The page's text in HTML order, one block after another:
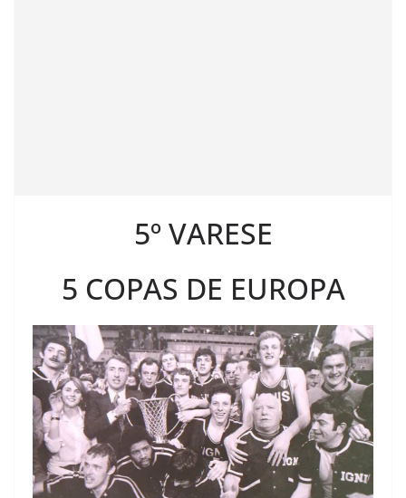
5º VARESE
5 COPAS DE EUROPA